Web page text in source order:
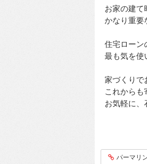
お家の建て
かなり重要
住宅ローン
最も気を使
家づくりで
これからも
お気軽に、
entry264
パーマリ